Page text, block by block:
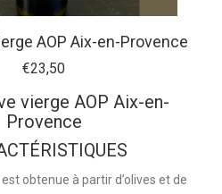
AOP Aix-en-Provence
€23,50
vierge AOP Aix-en-
Provence
est obtenue à partir d’olives et de